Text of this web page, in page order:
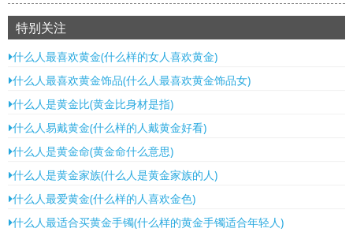
特别关注
什么人最喜欢黄金(什么样的女人喜欢黄金)
什么人最喜欢黄金饰品(什么人最喜欢黄金饰品女)
什么人是黄金比(黄金比身材是指)
什么人易戴黄金(什么样的人戴黄金好看)
什么人是黄金命(黄金命什么意思)
什么人是黄金家族(什么人是黄金家族的人)
什么人最爱黄金(什么样的人喜欢金色)
什么人最适合买黄金手镯(什么样的黄金手镯适合年轻人)